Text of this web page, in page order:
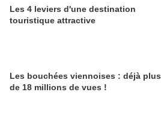
Les 4 leviers d'une destination
touristique attractive
Les bouchées viennoises : déjà plus
de 18 millions de vues !